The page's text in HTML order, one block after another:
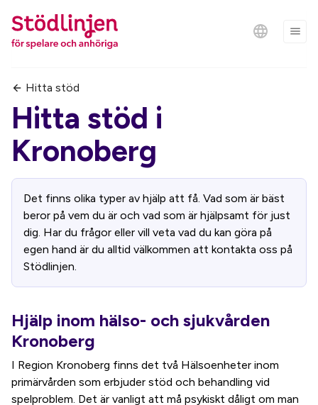
Hitta stöd
Hitta stöd i
Kronoberg
Det finns olika typer av hjälp att få. Vad som är bäst
beror på vem du är och vad som är hjälpsamt för just
dig. Har du frågor eller vill veta vad du kan göra på
egen hand är du alltid välkommen att kontakta oss på
Stödlinjen.
Hjälp inom hälso- och sjukvården
Kronoberg
I Region Kronoberg finns det två Hälsoenheter inom
primärvården som erbjuder stöd och behandling vid
spelproblem. Det är vanligt att må psykiskt dåligt om man